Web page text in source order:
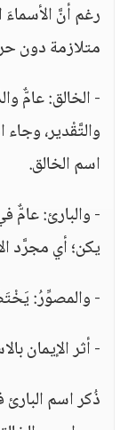
رغم أنَّ الأسماءَ
متلازمة دون
- الخالق: عامٌّ
والتَّقْدير،
اسم الخالق.
- والبارئ: عامٌّ
يكن؛ أي مجرَّد
- والمصوِّرُ:
- أثر الإيمان
ذُكر اسم